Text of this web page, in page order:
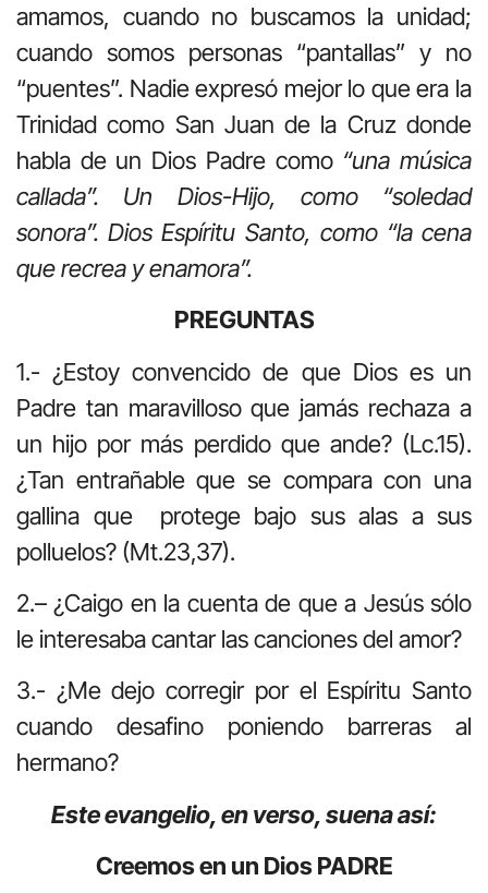
amamos, cuando no buscamos la unidad;
cuando somos personas “pantallas” y no
“puentes”. Nadie expresó mejor lo que era la
Trinidad como San Juan de la Cruz donde
habla de un Dios Padre como “una música
callada”. Un Dios-Hijo, como “soledad
sonora”. Dios Espíritu Santo, como “la cena
que recrea y enamora”.
PREGUNTAS
1.- ¿Estoy convencido de que Dios es un
Padre tan maravilloso que jamás rechaza a
un hijo por más perdido que ande? (Lc.15).
¿Tan entrañable que se compara con una
gallina que protege bajo sus alas a sus
polluelos? (Mt.23,37).
2.– ¿Caigo en la cuenta de que a Jesús sólo
le interesaba cantar las canciones del amor?
3.- ¿Me dejo corregir por el Espíritu Santo
cuando desafino poniendo barreras al
hermano?
Este evangelio, en verso, suena así:
Creemos en un Dios PADRE